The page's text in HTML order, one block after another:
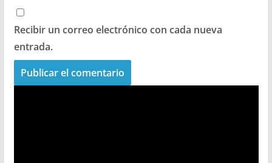
Recibir un correo electrónico con cada nueva
entrada.